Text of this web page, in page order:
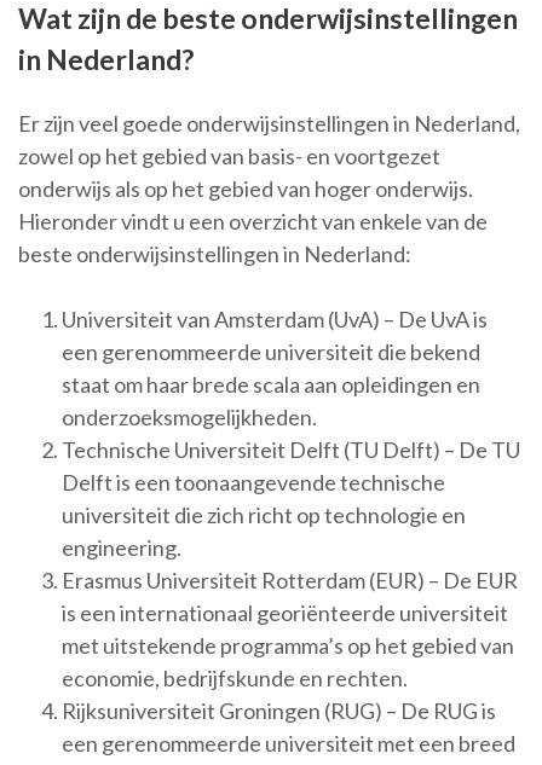
Wat zijn de beste onderwijsinstellingen
in Nederland?
Er zijn veel goede onderwijsinstellingen in Nederland,
zowel op het gebied van basis- en voortgezet
onderwijs als op het gebied van hoger onderwijs.
Hieronder vindt u een overzicht van enkele van de
beste onderwijsinstellingen in Nederland:
Universiteit van Amsterdam (UvA) – De UvA is
een gerenommeerde universiteit die bekend
staat om haar brede scala aan opleidingen en
onderzoeksmogelijkheden.
Technische Universiteit Delft (TU Delft) – De TU
Delft is een toonaangevende technische
universiteit die zich richt op technologie en
engineering.
Erasmus Universiteit Rotterdam (EUR) – De EUR
is een internationaal georiënteerde universiteit
met uitstekende programma’s op het gebied van
economie, bedrijfskunde en rechten.
Rijksuniversiteit Groningen (RUG) – De RUG is
een gerenommeerde universiteit met een breed